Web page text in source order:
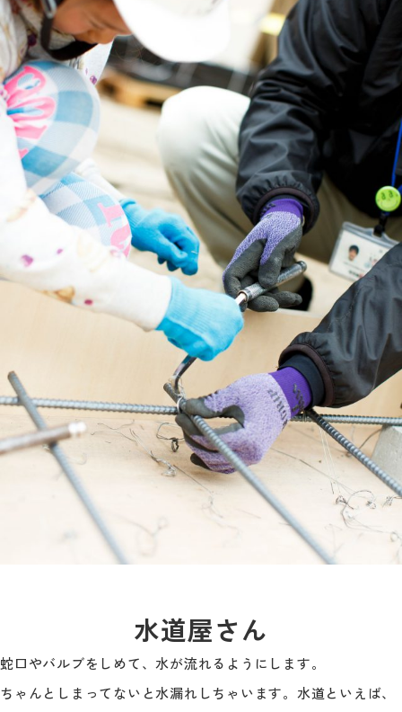
水道屋さん
蛇口やバルブをしめて、水が流れるようにします。
ちゃんとしまってないと水漏れしちゃいます。水道といえば、